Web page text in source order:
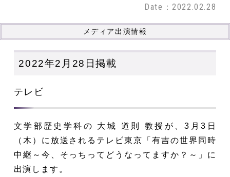
Date：2022.02.28
メディア出演情報
2022年2月28日掲載
テレビ
文学部歴史学科の 大城 道則 教授が、3月3日
（木）に放送されるテレビ東京「有吉の世界同時
中継～今、そっちってどうなってますか？～」に
出演します。